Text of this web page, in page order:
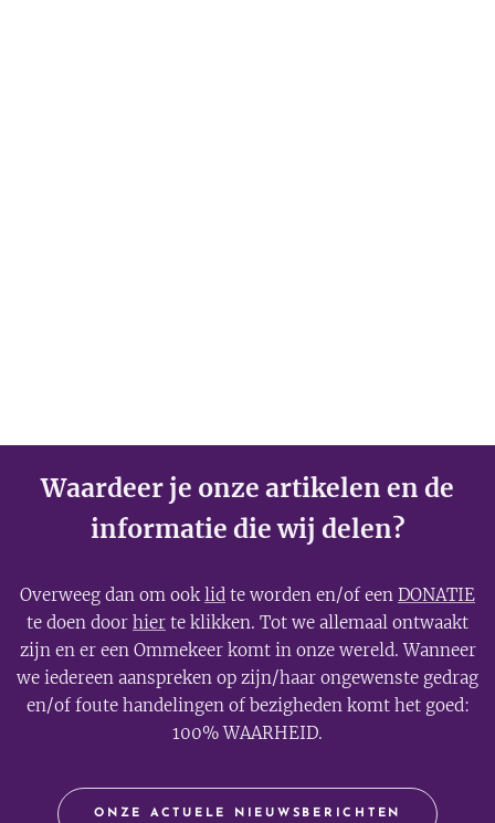
Waardeer je onze artikelen en de
informatie die wij delen?
Overweeg dan om ooklid te worden en/of een DONATIE
te doen door hier te klikken. Tot we allemaal ontwaakt
zijn en er een Ommekeer komt in onze wereld. Wanneer
we iedereen aanspreken op zijn/haar ongewenste gedrag
en/of foute handelingen of bezigheden komt het goed:
100% WAARHEID.
ONZE ACTUELE NIEUWSBERICHTEN